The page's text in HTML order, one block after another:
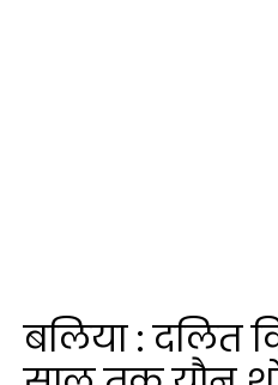
बलिया : दलित